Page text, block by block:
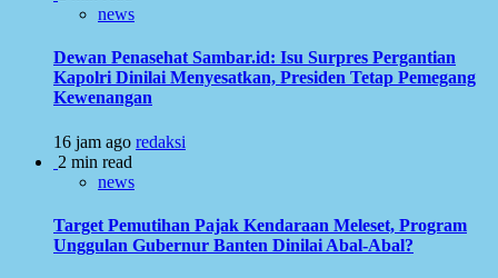
news
Dewan Penasehat Sambar.id: Isu Surpres Pergantian
Kapolri Dinilai Menyesatkan, Presiden Tetap Pemegang
Kewenangan
16 jam ago redaksi
2 min read
news
Target Pemutihan Pajak Kendaraan Meleset, Program
Unggulan Gubernur Banten Dinilai Abal-Abal?